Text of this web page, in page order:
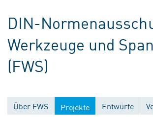
DIN-
Werkzeuge und
(FWS)
Über FWS Projekte Entwürfe